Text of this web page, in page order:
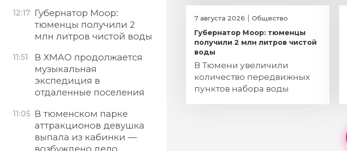
12:17 Губернатор Моор:
тюменцы получили 2
млн литров чистой воды
11:51
В ХМАО продолжается
музыкальная
экспедиция в
отдаленные поселения
11:05 В тюменском парке
аттракционов девушка
выпала из кабинки —
7 августа 2026 Общество
Губернатор Моор: тюменцы
получили 2 млн литров чистой
воды
В Тюмени увеличили
количество передвижных
пунктов набора воды